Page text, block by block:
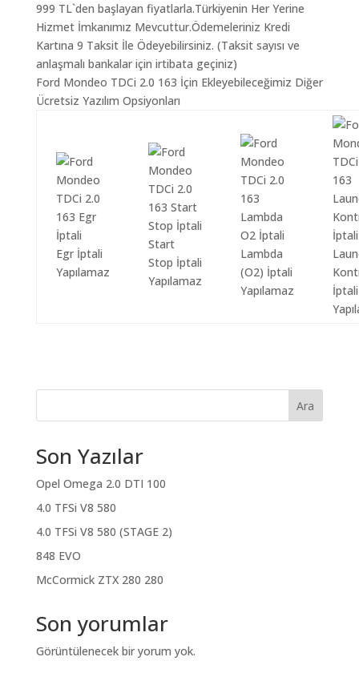
999 TL`den başlayan fiyatlarla.Türkiyenin Her Yerine
Hizmet İmkanımız Mevcuttur.Ödemeleriniz Kredi
Kartına 9 Taksit İle Ödeyebilirsiniz. (Taksit sayısı ve
anlaşmalı bankalar için irtibata geçiniz)
Ford Mondeo TDCi 2.0 163 İçin Ekleyebileceğimiz Diğer
Ücretsiz Yazılım Opsiyonları
Egr İptali
Yapılamaz
Start
Stop İptali
Yapılamaz
Lambda
(O2) İptali
Yapılamaz
İptali
Ara
Son Yazılar
Opel Omega 2.0 DTI 100
4.0 TFSi V8 580
4.0 TFSi V8 580 (STAGE 2)
848 EVO
McCormick ZTX 280 280
Son yorumlar
Görüntülenecek bir yorum yok.